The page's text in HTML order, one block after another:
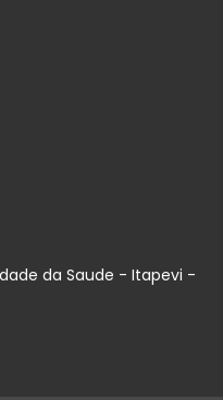
da Saude - Itapevi -